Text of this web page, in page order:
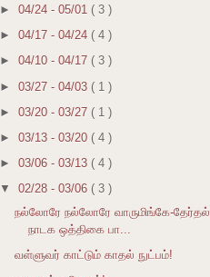
►04/24 - 05/01 ( 3 )
►04/17 - 04/24 ( 4 )
►04/10 - 04/17 ( 3 )
►03/27 - 04/03 ( 1 )
►03/20 - 03/27 ( 1 )
►03/13 - 03/20 ( 4 )
►03/06 - 03/13 ( 4 )
▼02/28 - 03/06 ( 3 )
நல்லோரே நல்லோரே வாருமிங்கே-தேர்தல்
நாடக ஒத்திகை பா...
வள்ளுவர் காட்டும் காதல் நுட்பம்!